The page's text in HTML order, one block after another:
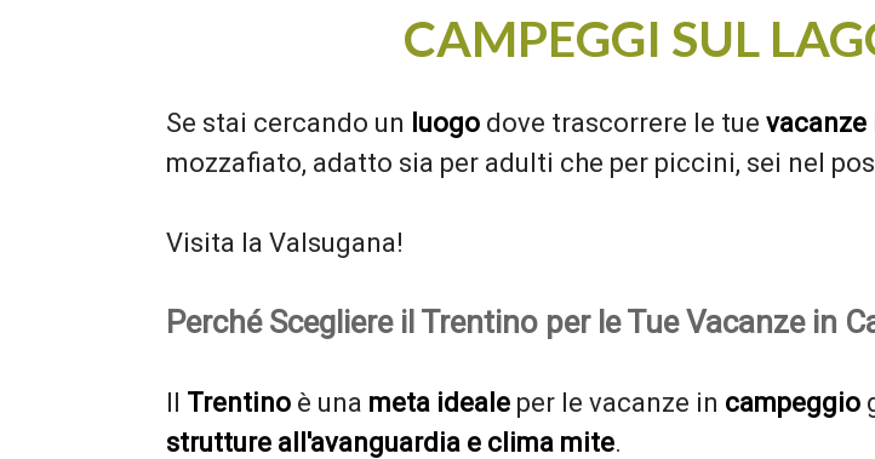
CAMPEGGI SUL
Se stai cercando un luogo dove trascorrere le tue vacanze
mozzafiato, adatto sia per adulti che per piccini, sei nel
Visita la Valsugana!
Perché Scegliere il Trentino per le Tue Vacanze in
Il Trentino è una meta ideale per le vacanze in campeggio
strutture all'avanguardia e clima mite.